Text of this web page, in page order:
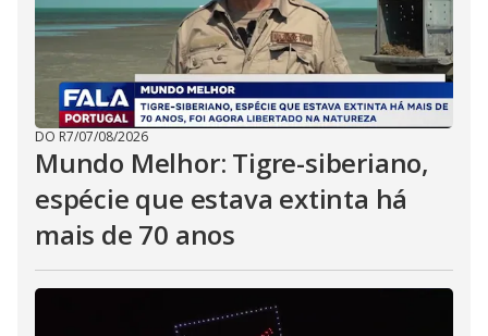
DO R7/07/08/2026
Mundo Melhor: Tigre-siberiano,
espécie que estava extinta há
mais de 70 anos